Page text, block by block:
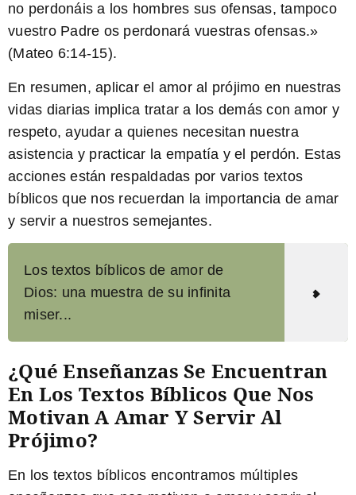
no perdonáis a los hombres sus ofensas, tampoco
vuestro Padre os perdonará vuestras ofensas.»
(Mateo 6:14-15).
En resumen, aplicar el amor al prójimo en nuestras
vidas diarias implica tratar a los demás con amor y
respeto, ayudar a quienes necesitan nuestra
asistencia y practicar la empatía y el perdón. Estas
acciones están respaldadas por varios textos
bíblicos que nos recuerdan la importancia de amar
y servir a nuestros semejantes.
Los textos bíblicos de amor de
Dios: una muestra de su infinita
miser...
¿Qué Enseñanzas Se Encuentran
En Los Textos Bíblicos Que Nos
Motivan A Amar Y Servir Al
Prójimo?
En los textos bíblicos encontramos múltiples